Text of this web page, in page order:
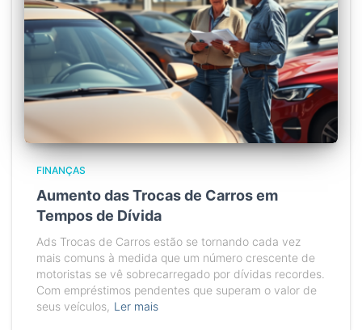
FINANÇAS
Aumento das Trocas de Carros em
Tempos de Dívida
Ads Trocas de Carros estão se tornando cada vez
mais comuns à medida que um número crescente de
motoristas se vê sobrecarregado por dívidas recordes.
Com empréstimos pendentes que superam o valor de
seus veículos, Ler mais